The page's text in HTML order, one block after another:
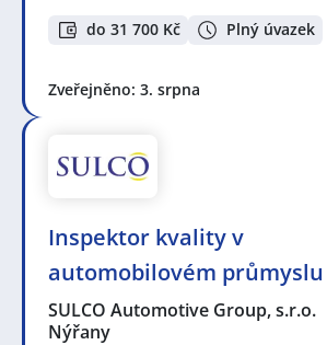
do 31 700 Kč Plný úvazek
Zveřejněno: 3. srpna
Inspektor kvality v
automobilovém průmyslu
SULCO Automotive Group, s.r.o.
Nýřany